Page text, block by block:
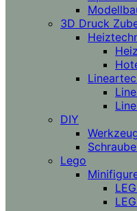
3D Druck
DIY
Lego